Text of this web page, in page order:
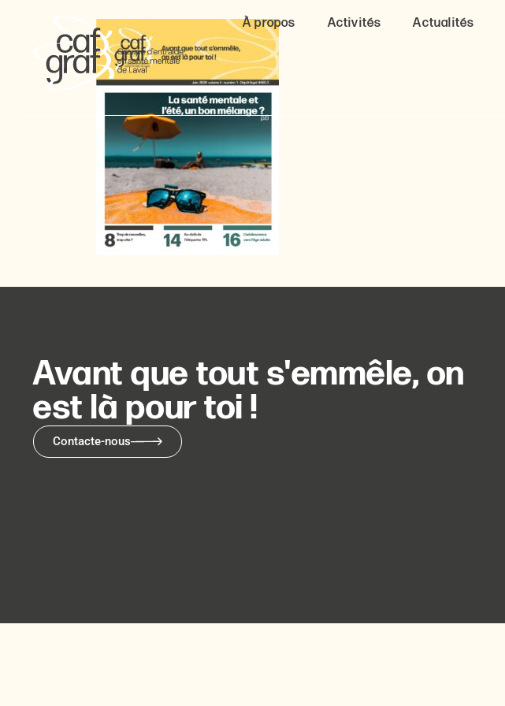
À propos Activités Actualités
Avant que tout s'emmêle, on
est là pour toi !
Contacte-nous